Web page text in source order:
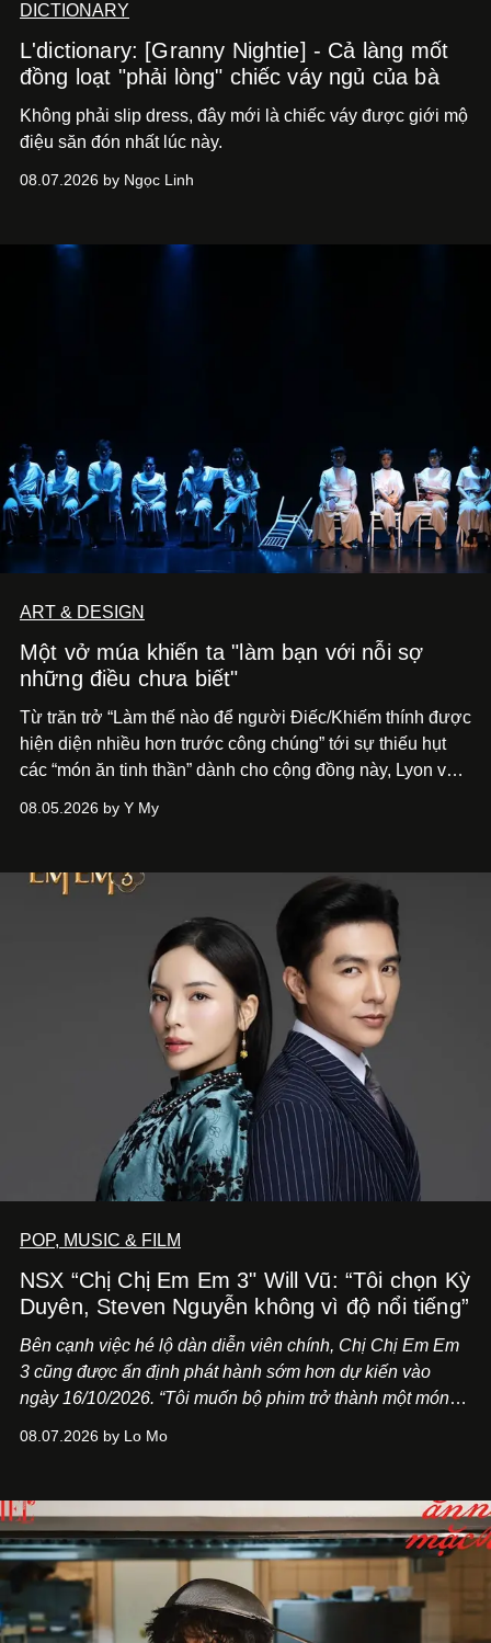
DICTIONARY
L'dictionary: [Granny Nightie] - Cả làng mốt
đồng loạt "phải lòng" chiếc váy ngủ của bà
Không phải slip dress, đây mới là chiếc váy được giới mộ
điệu săn đón nhất lúc này.
08.07.2026 by Ngọc Linh
ART & DESIGN
Một vở múa khiến ta "làm bạn với nỗi sợ
những điều chưa biết"
Từ trăn trở “Làm thế nào để người Điếc/Khiếm thính được
hiện diện nhiều hơn trước công chúng” tới sự thiếu hụt
các “món ăn tinh thần” dành cho cộng đồng này, Lyon và
phẩm múa đương đại thành hiện thực, mang tên Lắng
08.05.2026 by Y My
POP, MUSIC & FILM
NSX “Chị Chị Em Em 3" Will Vũ: “Tôi chọn Kỳ
Duyên, Steven Nguyễn không vì độ nổi tiếng”
Bên cạnh việc hé lộ dàn diễn viên chính, Chị Chị Em Em
3 cũng được ấn định phát hành sớm hơn dự kiến vào
ngày 16/10/2026. “Tôi muốn bộ phim trở thành một món
Việt Nam”, NSX Will Vũ cho biết.
08.07.2026 by Lo Mo